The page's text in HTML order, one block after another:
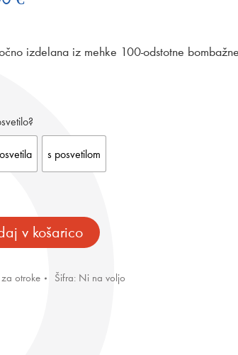
50,00 €
izdelana iz mehke 100-odstotne
s posvetilom
v košarico
za otroke Šifra: Ni na voljo